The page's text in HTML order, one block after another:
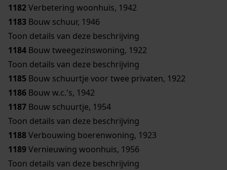
1182Verbetering woonhuis, 1942
1183 Bouw schuur, 1946
Toon details van deze beschrijving
1184 Bouw tweegezinswoning, 1922
Toon details van deze beschrijving
1185 Bouw schuurtje voor twee privaten, 1922
1186 Bouw w.c.'s, 1942
1187 Bouw schuurtje, 1954
Toon details van deze beschrijving
1188Verbouwing boerenwoning, 1923
1189Vernieuwing woonhuis, 1956
Toon details van deze beschrijving